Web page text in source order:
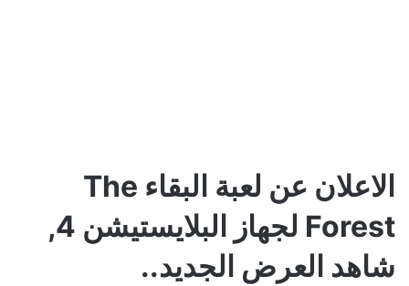
الاعلان عن لعبة البقاء The
Forest لجهاز البلايستيشن 4,
شاهد العرض الجديد..